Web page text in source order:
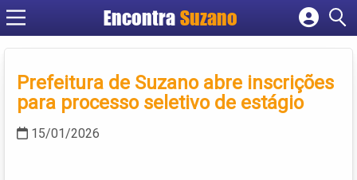
EncontraSuzano
Cadastrar empresa
Criar conta
Prefeitura de Suzano abre inscrições
para processo seletivo de estágio
15/01/2026